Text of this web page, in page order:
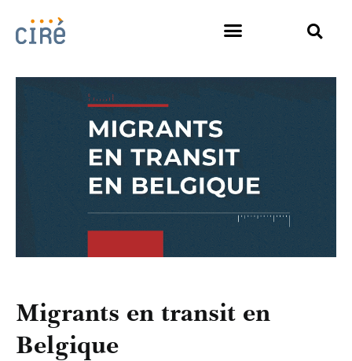
Migrants en transit en
Belgique